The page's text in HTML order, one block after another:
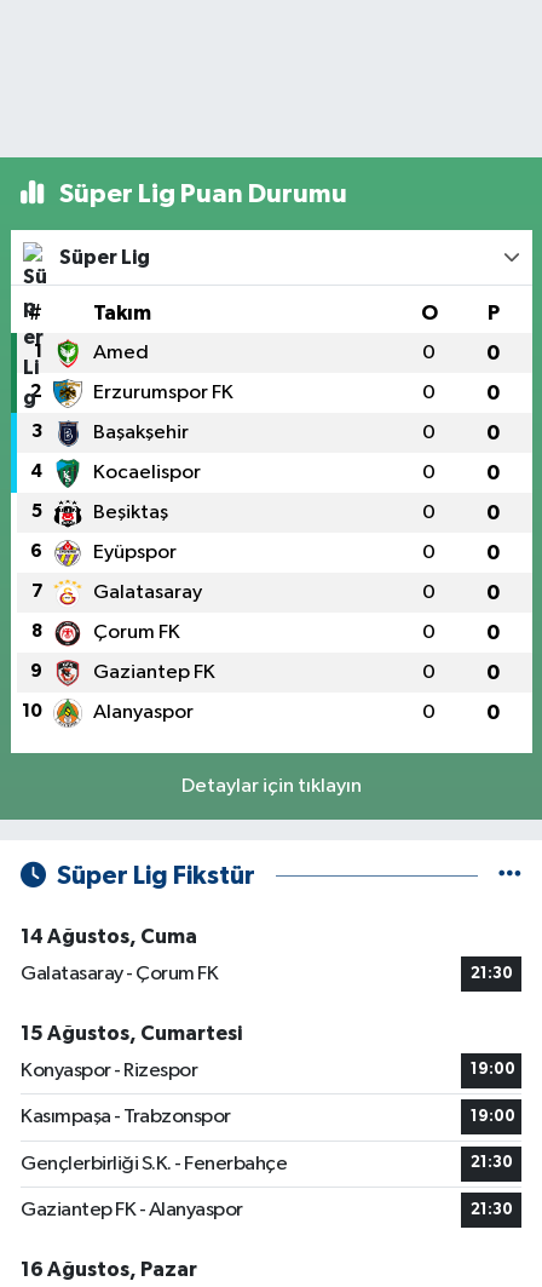
Süper Lig Puan Durumu
Süper Lig
# Takım O P
1 Amed 0 0
2 Erzurumspor FK 0 0
3 Başakşehir 0 0
4 Kocaelispor 0 0
5 Beşiktaş 0 0
6 Eyüpspor 0 0
7 Galatasaray 0 0
8 Çorum FK 0 0
9 Gaziantep FK 0 0
10 Alanyaspor 0 0
Detaylar için tıklayın
Süper Lig Fikstür
14 Ağustos, Cuma
Galatasaray - Çorum FK
21:30
15 Ağustos, Cumartesi
Konyaspor - Rizespor
19:00
Kasımpaşa - Trabzonspor 19:00
Gençlerbirliği S.K. - Fenerbahçe 21:30
Gaziantep FK - Alanyaspor 21:30
16 Ağustos, Pazar